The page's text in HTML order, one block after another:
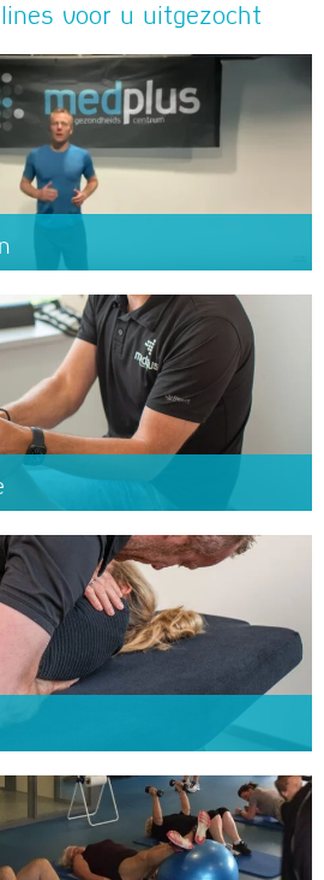
voor u uitgezocht